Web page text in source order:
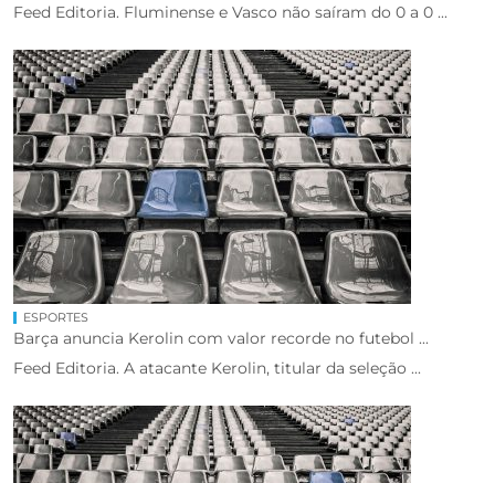
Feed Editoria. Fluminense e Vasco não saíram do 0 a 0 ...
ESPORTES
Barça anuncia Kerolin com valor recorde no futebol ...
Feed Editoria. A atacante Kerolin, titular da seleção ...